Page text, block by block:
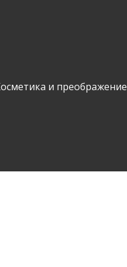
и преображение